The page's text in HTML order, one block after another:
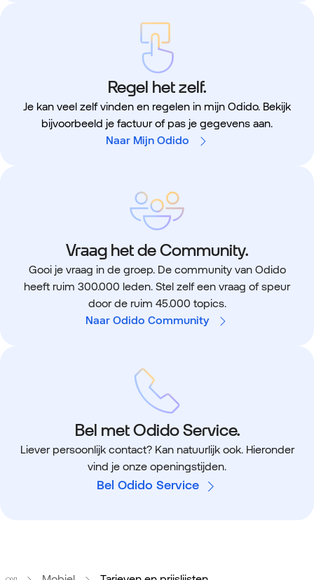
Regel het zelf.
Je kan veel zelf vinden en regelen in mijn Odido. Bekijk
bijvoorbeeld je factuur of pas je gegevens aan.
Naar Mijn Odido
Vraag het de Community.
Gooi je vraag in de groep. De community van Odido
heeft ruim 300.000 leden. Stel zelf een vraag of speur
door de ruim 45.000 topics.
Naar Odido Community
Bel met Odido Service.
Liever persoonlijk contact? Kan natuurlijk ook. Hieronder
vind je onze openingstijden.
Bel Odido Service